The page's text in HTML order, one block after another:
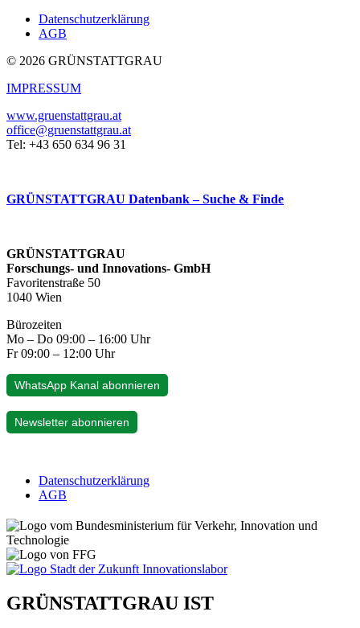
Datenschutzerklärung
AGB
© 2026 GRÜNSTATTGRAU
IMPRESSUM
www.gruenstattgrau.at
office@gruenstattgrau.at
Tel: +43 650 634 96 31
GRÜNSTATTGRAU Datenbank – Suche & Finde
GRÜNSTATTGRAU
Forschungs- und Innovations- GmbH
Favoritenstraße 50
1040 Wien
Bürozeiten
Mo – Do 09:00 – 16:00 Uhr
Fr 09:00 – 12:00 Uhr
WhatsApp Kanal abonnieren
Newsletter abonnieren
Datenschutzerklärung
AGB
GRÜNSTATTGRAU IST